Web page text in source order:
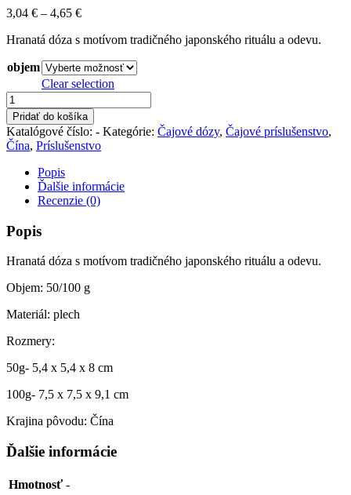
3,04 € – 4,65 €Price
3,04 €
4,65 €
Hranatá dóza s motívom tradičného japonského rituálu a odevu.
objem
Clear selection
množstvo
Black
japan
Pridať do košíka
Katalógové číslo: - Kategórie: Čajové dózy, Čajové príslušenstvo,
Čína, Príslušenstvo
Popis
Ďalšie informácie
Recenzie (0)
Popis
Hranatá dóza s motívom tradičného japonského rituálu a odevu.
Objem: 50/100 g
Materiál: plech
Rozmery:
50g- 5,4 x 5,4 x 8 cm
100g- 7,5 x 7,5 x 9,1 cm
Krajina pôvodu: Čína
Ďalšie informácie
Hmotnosť -